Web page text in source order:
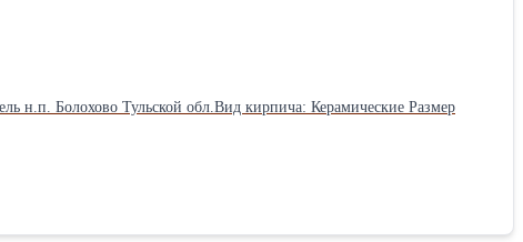
н.п. Болохово Тульской обл.Вид кирпича: Керамические Размер